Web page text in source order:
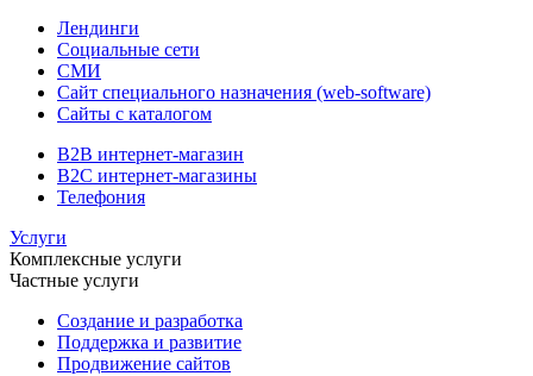
Лендинги
Социальные сети
СМИ
Сайт специального назначения (web-software)
Сайты с каталогом
B2B интернет-магазин
B2C интернет-магазины
Телефония
Услуги
Комплексные услуги
Частные услуги
Создание и разработка
Поддержка и развитие
Продвижение сайтов